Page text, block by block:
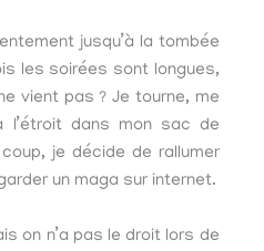
jusqu’à la tombée
les soirées sont longues,
vient pas ? Je tourne, me
l’étroit dans mon sac de
je décide de rallumer
un maga sur internet.
on n’a pas le droit lors de